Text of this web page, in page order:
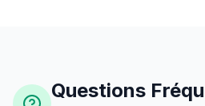
Questions